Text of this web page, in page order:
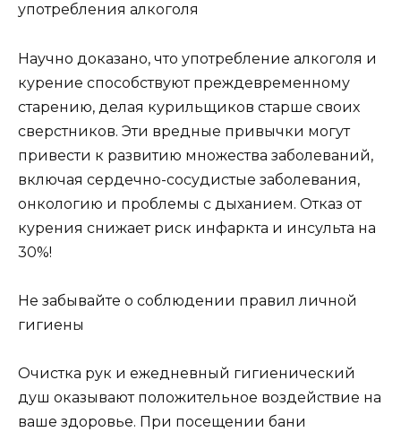
употребления алкоголя
Научно доказано, что употребление алкоголя и
курение способствуют преждевременному
старению, делая курильщиков старше своих
сверстников. Эти вредные привычки могут
привести к развитию множества заболеваний,
включая сердечно-сосудистые заболевания,
онкологию и проблемы с дыханием. Отказ от
курения снижает риск инфаркта и инсульта на
30%!
Не забывайте о соблюдении правил личной
гигиены
Очистка рук и ежедневный гигиенический
душ оказывают положительное воздействие на
ваше здоровье. При посещении бани